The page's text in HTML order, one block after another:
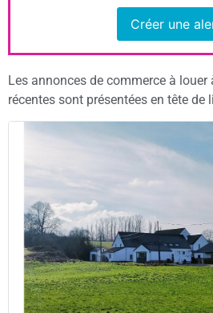
Créer une
Les annonces de commerce à
récentes sont présentées en tête de